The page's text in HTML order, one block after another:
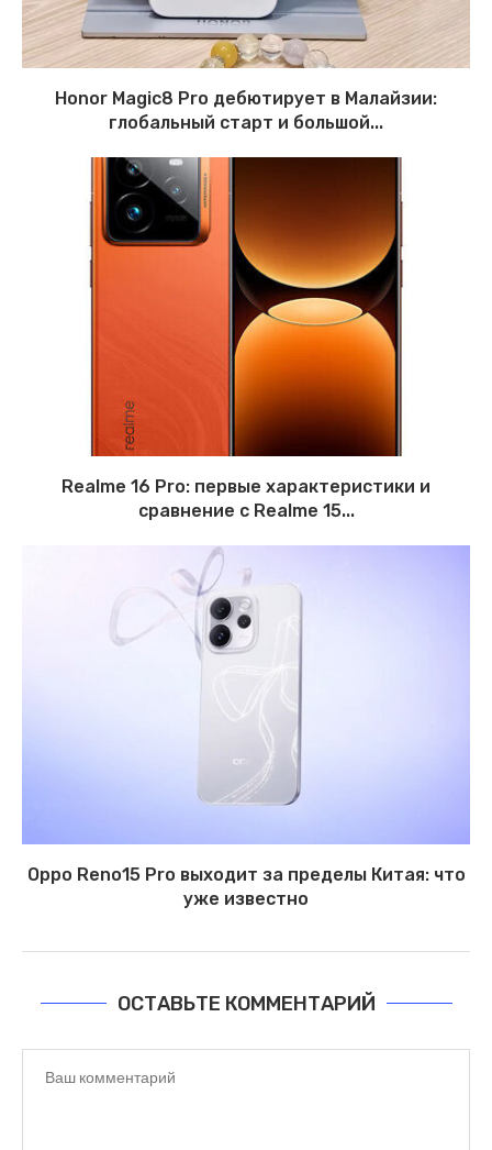
Honor Magic8 Pro дебютирует в Малайзии:
глобальный старт и большой...
Realme 16 Pro: первые характеристики и
сравнение с Realme 15...
Oppo Reno15 Pro выходит за пределы Китая: что
уже известно
ОСТАВЬТЕ КОММЕНТАРИЙ